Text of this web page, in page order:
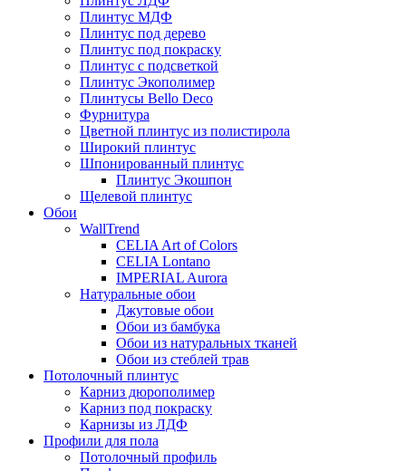
Плинтус МДФ
Плинтус под дерево
Плинтус под покраску
Плинтус с подсветкой
Плинтус Экополимер
Плинтусы Bello Deco
Фурнитура
Цветной плинтус из полистирола
Широкий плинтус
Шпонированный плинтус
Плинтус Экошпон
Щелевой плинтус
Обои
WallTrend
CELIA Art of Colors
CELIA Lontano
IMPERIAL Aurora
Натуральные обои
Джутовые обои
Обои из бамбука
Обои из натуральных тканей
Обои из стеблей трав
Потолочный плинтус
Карниз дюрополимер
Карниз под покраску
Карнизы из ЛДФ
Профили для пола
Потолочный профиль